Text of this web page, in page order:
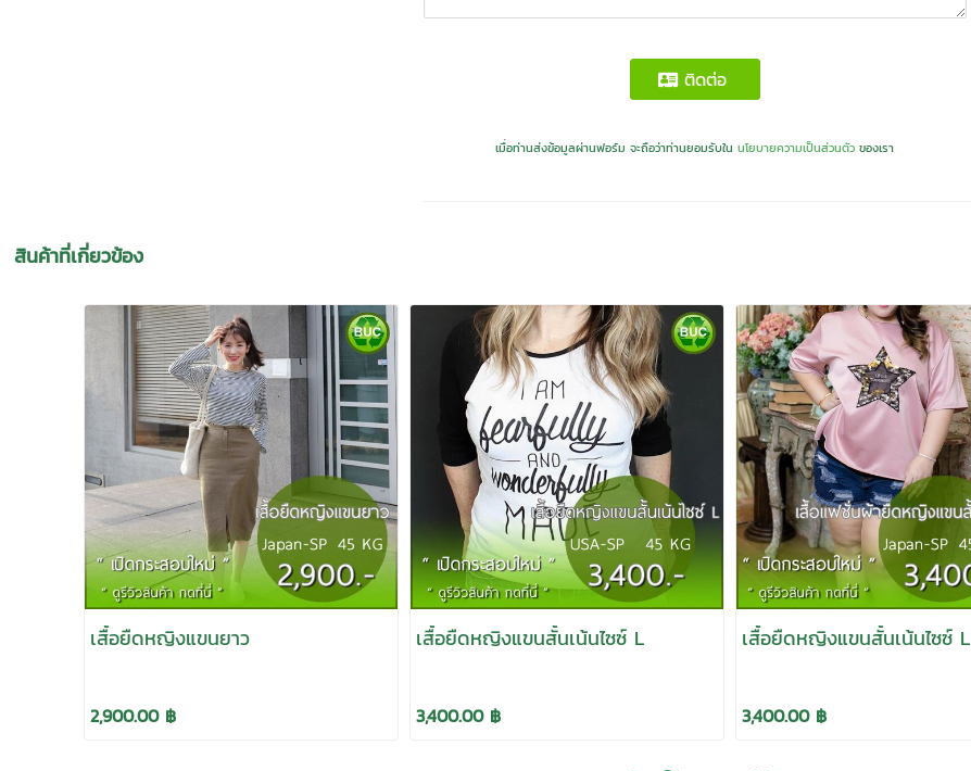
ติดต่อ
เมื่อท่านส่งข้อมูลผ่านฟอร์ม จะถือว่าท่านยอมรับในนโยบายความเป็นส่วนตัว ของเรา
สินค้าที่เกี่ยวข้อง
เสื้อยืดหญิงแขนยาว
2,900.00 ฿
เสื้อยืดหญิงแขนสั้นเน้นไซซ์ L
3,400.00 ฿
เสื้อยืดหญิงแขนสั้นเน้นไซซ์ L
3,400.00 ฿